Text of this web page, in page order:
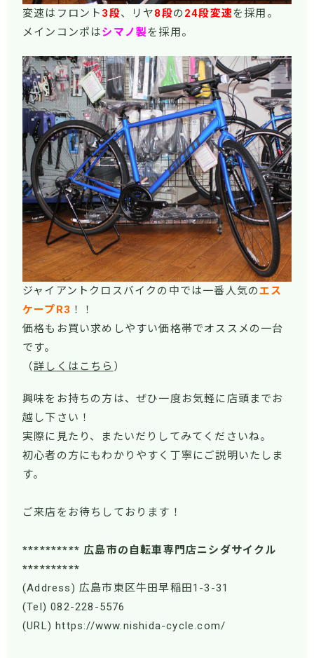
変速はフロント 3段、リヤ8段の 24段変速を採用。
メインコンポはシマノ製を採用。
ジャイアントクロスバイクの中では一番人気のエス
ケープR3 ！！
価格もお買い求めしやすい価格帯でオススメの一台
です。
（詳しくはこちら ）
興味をお持ちの方は、ぜひ一度お気軽に店頭までお
越し下さい！
実際に見たり、またいだりしてみてくださいね。
初心者の方にもわかりやすく丁寧にご説明いたしま
す。
ご来店をお待ちしております！
********** 広島市の自転車専門店ニシダサイクル
**********
(Address) 広島市東区牛田早稲田1-3-31
(Tel) 082-228-5576
(URL) https://www.nishida-cycle.com/